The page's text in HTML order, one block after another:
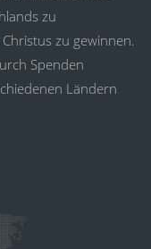
zu
zu gewinnen.
Spenden
Ländern